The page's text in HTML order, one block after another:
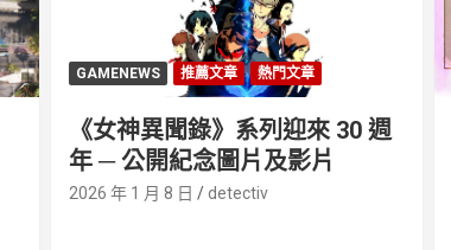
GAMENEWS 推薦文章 熱門文章
《女神異聞錄》系列迎來 30 週
年 ─ 公開紀念圖片及影片
2026 年 1 月 8 日 detectiv